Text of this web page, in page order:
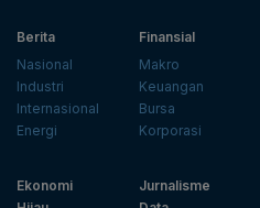
Berita
Nasional
Industri
Internasional
Energi
Finansial
Makro
Keuangan
Bursa
Korporasi
Ekonomi
Jurnalisme